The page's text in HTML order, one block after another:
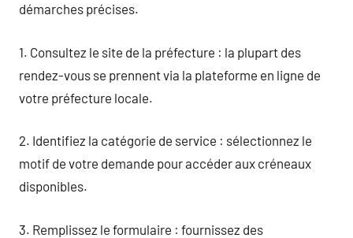
démarches précises.
1. Consultez le site de la préfecture : la plupart des
rendez-vous se prennent via la plateforme en ligne de
votre préfecture locale.
2. Identifiez la catégorie de service : sélectionnez le
motif de votre demande pour accéder aux créneaux
disponibles.
3. Remplissez le formulaire : fournissez des